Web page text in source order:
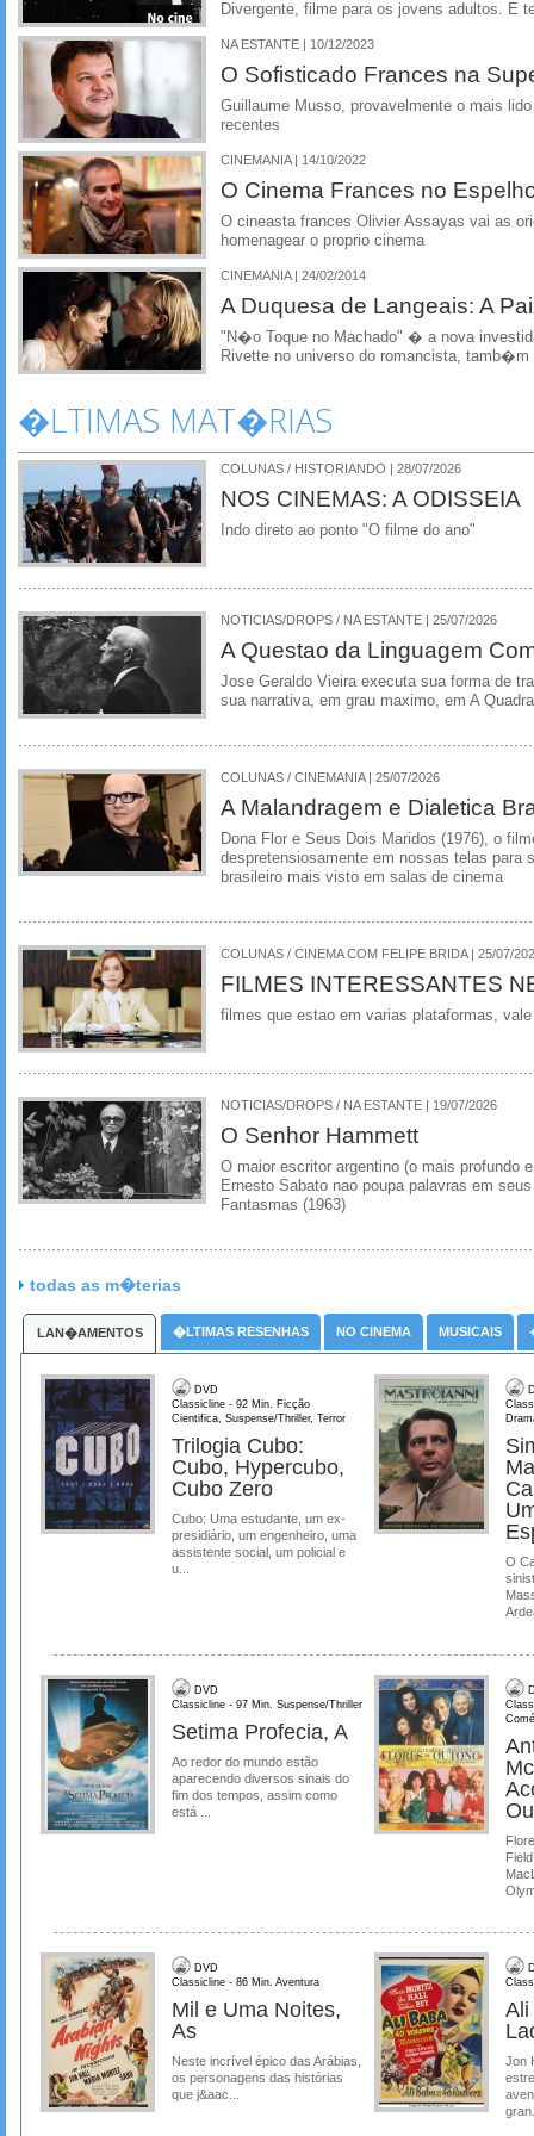
Divergente, filme para os jovens adultos. E
NA ESTANTE | 10/12/2023
O Sofisticado Frances na
Guillaume Musso, provavelmente o mais
recentes
CINEMANIA | 14/10/2022
O Cinema Frances no
O cineasta frances Olivier Assayas vai as
homenagear o proprio cinema
CINEMANIA | 24/02/2014
A Duquesa de Langeais: A
"N�o Toque no Machado" � a nova
Rivette no universo do romancista,
�LTIMAS MAT�RIAS
COLUNAS / HISTORIANDO | 28/07/2026
NOS CINEMAS: A ODISSEIA
Indo direto ao ponto "O filme do ano"
NOTICIAS/DROPS / NA ESTANTE | 25/07/2026
A Questao da Linguagem
Jose Geraldo Vieira executa sua forma de
sua narrativa, em grau maximo, em A
COLUNAS / CINEMANIA | 25/07/2026
A Malandragem e Dialetica
Dona Flor e Seus Dois Maridos (1976), o
despretensiosamente em nossas telas para
brasileiro mais visto em salas de cinema
COLUNAS / CINEMA COM FELIPE BRIDA | 25/07/
FILMES INTERESSANTES
filmes que estao em varias plataformas,
NOTICIAS/DROPS / NA ESTANTE | 19/07/2026
O Senhor Hammett
O maior escritor argentino (o mais profundo
Ernesto Sabato nao poupa palavras em
Fantasmas (1963)
todas as m�terias
LAN�AMENTOS �LTIMAS RESENHAS NO CINEMA MUSICAIS
DVD
Classicline - 92 Min. Ficção
Cientifica, Suspense/Thriller, Terror
Trilogia Cubo:
Cubo, Hypercubo,
Cubo Zero
Cubo: Uma estudante, um ex-
presidiário, um engenheiro, uma
assistente social, um policial e
u...
O
DVD
Classicline - 97 Min. Suspense/Thriller
Setima Profecia, A
Ao redor do mundo estão
aparecendo diversos sinais do
fim dos tempos, assim como
está ...
DVD
Classicline - 86 Min. Aventura
Mil e Uma Noites,
As
Neste incrível épico das Arábias,
os personagens das histórias
que j&aac...
Ali
Jon